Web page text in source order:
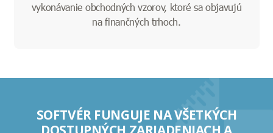
vykonávanie obchodných vzorov, ktoré sa objavujú
na finančných trhoch.
SOFTVÉR FUNGUJE NA VŠETKÝCH